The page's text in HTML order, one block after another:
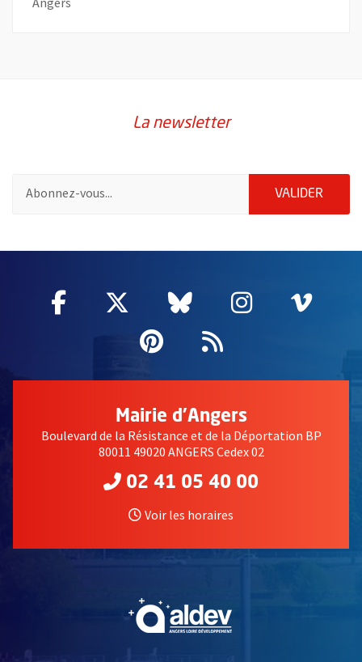
La newsletter
VALIDER
Facebook
, Ouvre une nouvelle fenêtre
Twitter
, Ouvre une nouvelle
Bluesky
, Ouvre une
Instagram
, Ouvre
,
Pinterest
, Ouvre une
Flux RSS
Mairie d'Angers
Boulevard de la Résistance et de la Déportation BP
80011 49020 ANGERS Cedex 02
02 41 05 40 00
Voir les horaires